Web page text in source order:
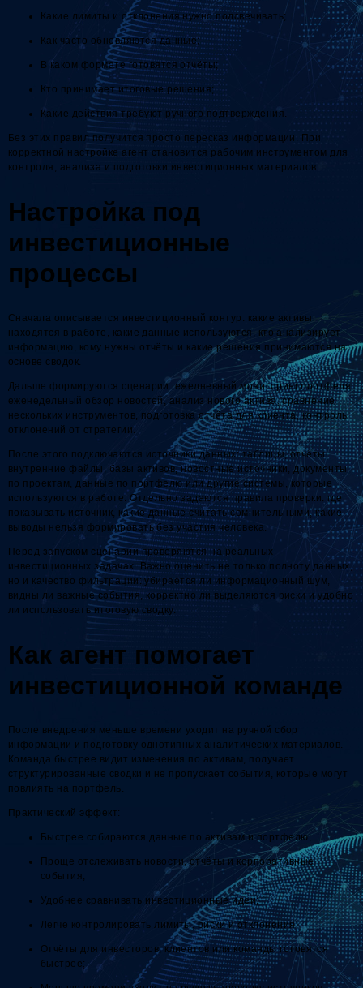
Какие лимиты и отклонения нужно подсвечивать;
Как часто обновляются данные;
В каком формате готовятся отчёты;
Кто принимает итоговые решения;
Какие действия требуют ручного подтверждения.
Без этих правил получится просто пересказ информации. При
корректной настройке агент становится рабочим инструментом для
контроля, анализа и подготовки инвестиционных материалов.
Настройка под
инвестиционные
процессы
Сначала описывается инвестиционный контур: какие активы
находятся в работе, какие данные используются, кто анализирует
информацию, кому нужны отчёты и какие решения принимаются на
основе сводок.
Дальше формируются сценарии: ежедневный мониторинг портфеля,
еженедельный обзор новостей, анализ нового актива, сравнение
нескольких инструментов, подготовка отчёта для клиента, контроль
отклонений от стратегии.
После этого подключаются источники данных: таблицы, отчёты,
внутренние файлы, базы активов, новостные источники, документы
по проектам, данные по портфелю или другие системы, которые
используются в работе. Отдельно задаются правила проверки: где
показывать источник, какие данные считать сомнительными, какие
выводы нельзя формировать без участия человека.
Перед запуском сценарии проверяются на реальных
инвестиционных задачах. Важно оценить не только полноту данных,
но и качество фильтрации: убирается ли информационный шум,
видны ли важные события, корректно ли выделяются риски и удобно
ли использовать итоговую сводку.
Как агент помогает
инвестиционной команде
После внедрения меньше времени уходит на ручной сбор
информации и подготовку однотипных аналитических материалов.
Команда быстрее видит изменения по активам, получает
структурированные сводки и не пропускает события, которые могут
повлиять на портфель.
Практический эффект:
Быстрее собираются данные по активам и портфелю;
Проще отслеживать новости, отчёты и корпоративные
события;
Удобнее сравнивать инвестиционные идеи;
Легче контролировать лимиты, риски и отклонения;
Отчёты для инвесторов, клиентов или команды готовятся
быстрее;